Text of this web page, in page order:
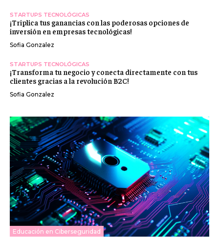
STARTUPS TECNOLÓGICAS
¡Triplica tus ganancias con las poderosas opciones de
inversión en empresas tecnológicas!
Sofia Gonzalez
STARTUPS TECNOLÓGICAS
¡Transforma tu negocio y conecta directamente con tus
clientes gracias a la revolución B2C!
Sofia Gonzalez
Educación en Ciberseguridad